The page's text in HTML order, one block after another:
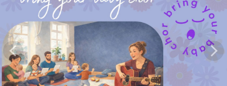
Wunderbare Stimmung und Atmosphäre. Die
Kinder waren begeistert und Nataschas schöne
Stimme und herzliche Art brachten durchgehend
positive Vibes :-) gern wieder